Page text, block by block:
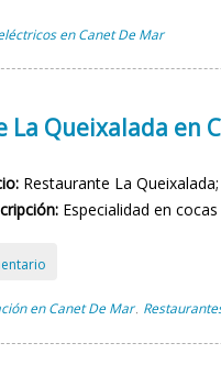
en Canet De Mar
La Queixalada en
Restaurante La Queixalada;
Especialidad en cocas
en Canet De Mar ,